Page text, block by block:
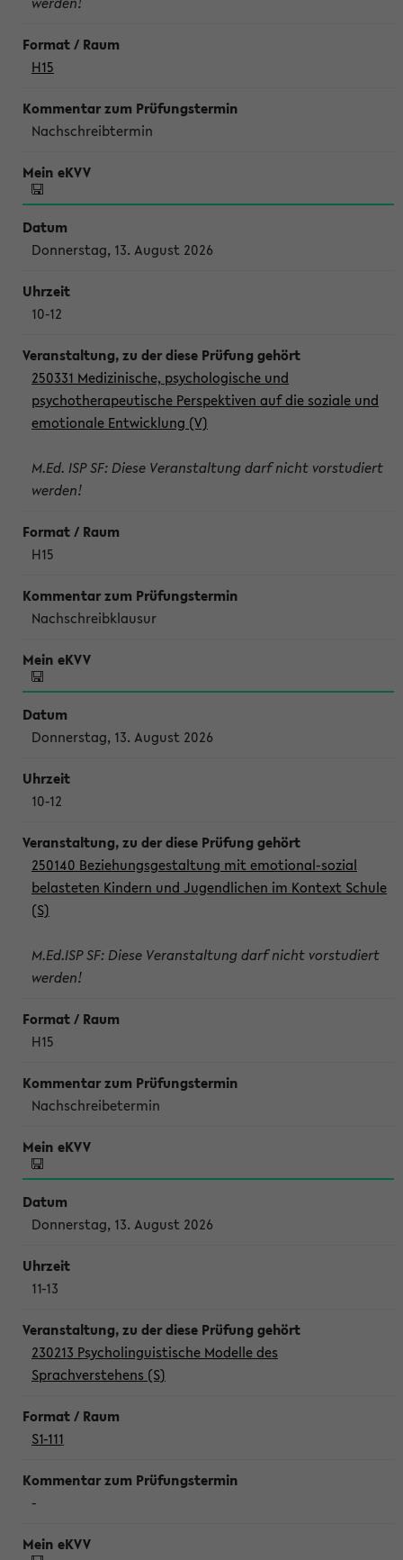
H15
Nachschreibtermin
Donnerstag, 13. August 2026
10-12
250331 Medizinische, psychologische und
psychotherapeutische Perspektiven auf die soziale und
emotionale Entwicklung (V)
M.Ed. ISP SF: Diese Veranstaltung darf nicht vorstudiert
werden!
H15
Nachschreibklausur
Donnerstag, 13. August 2026
10-12
250140 Beziehungsgestaltung mit emotional-sozial
belasteten Kindern und Jugendlichen im Kontext Schule
(S)
M.Ed.ISP SF: Diese Veranstaltung darf nicht vorstudiert
werden!
H15
Nachschreibetermin
Donnerstag, 13. August 2026
11-13
230213 Psycholinguistische Modelle des
Sprachverstehens (S)
S1-111
-